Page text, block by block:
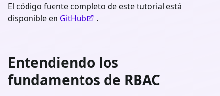
El código fuente completo de este tutorial está
disponible en GitHub .
Entendiendo los
fundamentos de RBAC